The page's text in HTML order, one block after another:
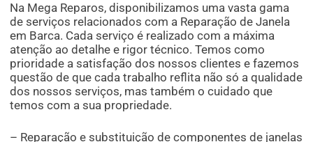
Na Mega Reparos, disponibilizamos uma vasta gama
de serviços relacionados com a Reparação de Janela
em Barca. Cada serviço é realizado com a máxima
atenção ao detalhe e rigor técnico. Temos como
prioridade a satisfação dos nossos clientes e fazemos
questão de que cada trabalho reflita não só a qualidade
dos nossos serviços, mas também o cuidado que
temos com a sua propriedade.
– Reparação e substituição de componentes de janelas